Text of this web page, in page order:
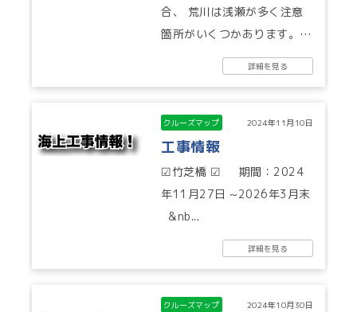
合、 荒川は浅瀬が多く注意
箇所がいくつかあります。
また現在、新砂水門は工事中
のため、片側航行になりま
詳細を見る
クルーズマップ 2024年11月10日
工事情報
☑竹芝橋 ☑ 期間：2024
年11月27日 ~2026年3月末
&nb...
詳細を見る
クルーズマップ 2024年10月30日